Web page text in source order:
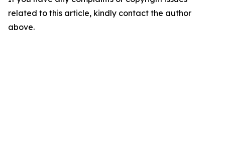
related to this article, kindly contact the author
above.